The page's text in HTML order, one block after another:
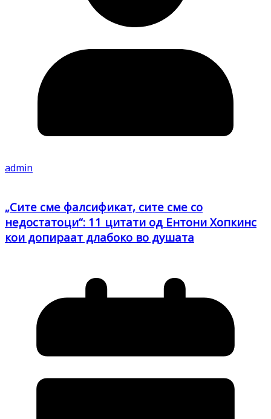
admin
„Сите сме фалсификат, сите сме со
недостатоци“: 11 цитати од Ентони Хопкинс
кои допираат длабоко во душата